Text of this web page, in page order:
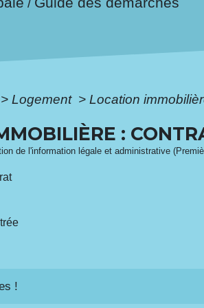
/
> Logement > Location
:
de l'information légale et administrative
!